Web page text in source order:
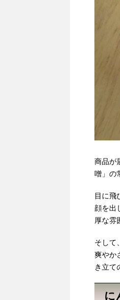
商品が
噌」の
目に飛
顔を出
厚な雰
そして
爽やか
き立て
に